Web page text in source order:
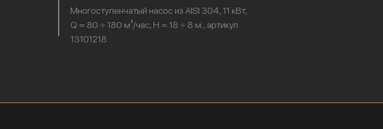
Многоступенчатый насос из AISI 304, 11 кВт,
Q = 80 ÷ 180 м³/час, H = 18 ÷ 8 м., артикул
13101218